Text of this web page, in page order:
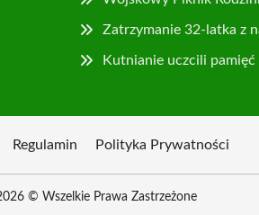
Zatrzymanie 32-latka z
Kutnianie uczcili
Regulamin Polityka Prywatności
© Wszelkie Prawa Zastrzeżone